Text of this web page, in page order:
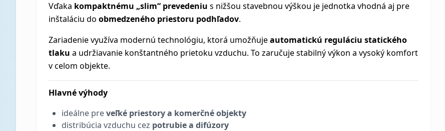
Vďaka kompaktnému „slim“ prevedeniu s nižšou stavebnou výškou je jednotka vhodná aj pre
inštaláciu do obmedzeného priestoru podhľadov.
Zariadenie využíva modernú technológiu, ktorá umožňujeautomatickú reguláciu statického
tlaku a udržiavanie konštantného prietoku vzduchu. To zaručuje stabilný výkon a vysoký komfort
v celom objekte.
Hlavné výhody
ideálne preveľké priestory a komerčné objekty
distribúcia vzduchu cez potrubie a difúzory